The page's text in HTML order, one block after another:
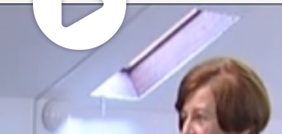
révén közel ezer gyerek tartozik a
speciális nevelési idényűek. Ez az
foglalkozik velük.
hol lesz a helye a gyógypedagógiai
is hívtak.